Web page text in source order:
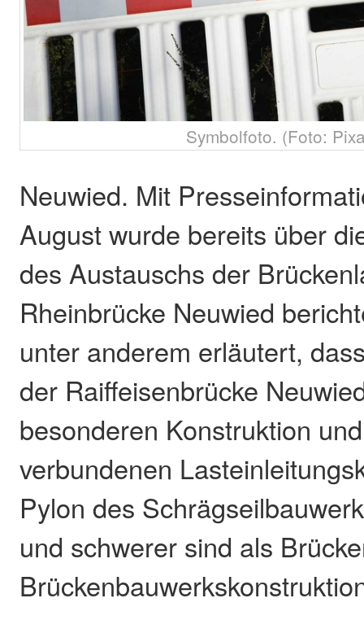
Symbolfoto. (Foto:
Neuwied. Mit
August wurde bereits über
des Austauschs der
Rheinbrücke Neuwied
unter anderem erläutert,
der Raiffeisenbrücke
besonderen Konstruktion
verbundenen
Pylon des
und schwerer sind als